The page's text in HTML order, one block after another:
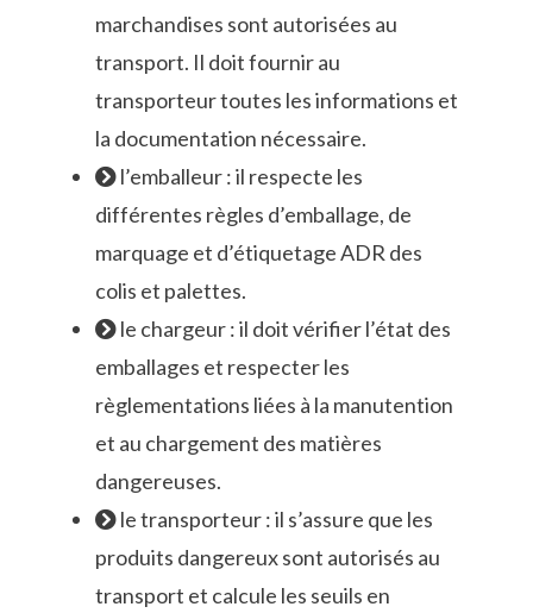
marchandises sont autorisées au
transport. Il doit fournir au
transporteur toutes les informations et
la documentation nécessaire.
l’emballeur : il respecte les
différentes règles d’emballage, de
marquage et d’étiquetage ADR des
colis et palettes.
le chargeur : il doit vérifier l’état des
emballages et respecter les
règlementations liées à la manutention
et au chargement des matières
dangereuses.
le transporteur : il s’assure que les
produits dangereux sont autorisés au
transport et calcule les seuils en